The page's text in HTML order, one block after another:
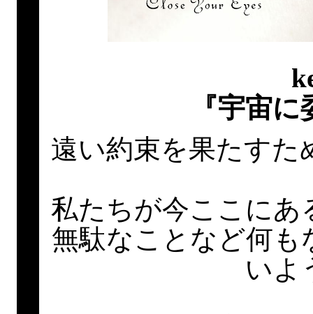
『宇宙
遠い約束を果たすた
私たちが今ここにあ
無駄なことなど何
いよ